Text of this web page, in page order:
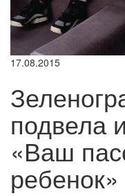
17.08.2015
подвела
«Ваш
ребенок»